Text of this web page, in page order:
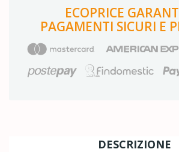
ECOPRICE
PAGAMENTI SICURI E
DESCRIZIONE